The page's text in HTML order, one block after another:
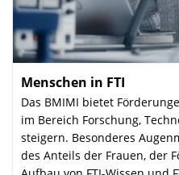
Menschen in FTI
Das BMIMI bietet
im Bereich Forschung,
steigern. Besonderes
des Anteils der Frauen, der